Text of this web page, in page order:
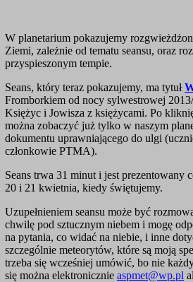
W planetarium pokazujemy
Ziemi, zależnie od tematu seansu, oraz
przyspieszonym tempie.
Seans, który teraz pokazujemy, ma tytuł
Fromborkiem od nocy sylwestrowej
Księżyc i Jowisza z księżycami. Po
można zobaczyć już tylko w naszym
dokumentu uprawniającego do ulgi
członkowie PTMA).
Seans trwa 31 minut i jest
20 i 21 kwietnia, kiedy świętujemy.
Uzupełnieniem seansu może być
chwilę pod sztucznym niebem i mogę
na pytania, co widać na niebie, i inne
szczególnie meteorytów, które są moją
trzeba się wcześniej umówić, bo nie
się można elektronicznie aspmet@wp.pl